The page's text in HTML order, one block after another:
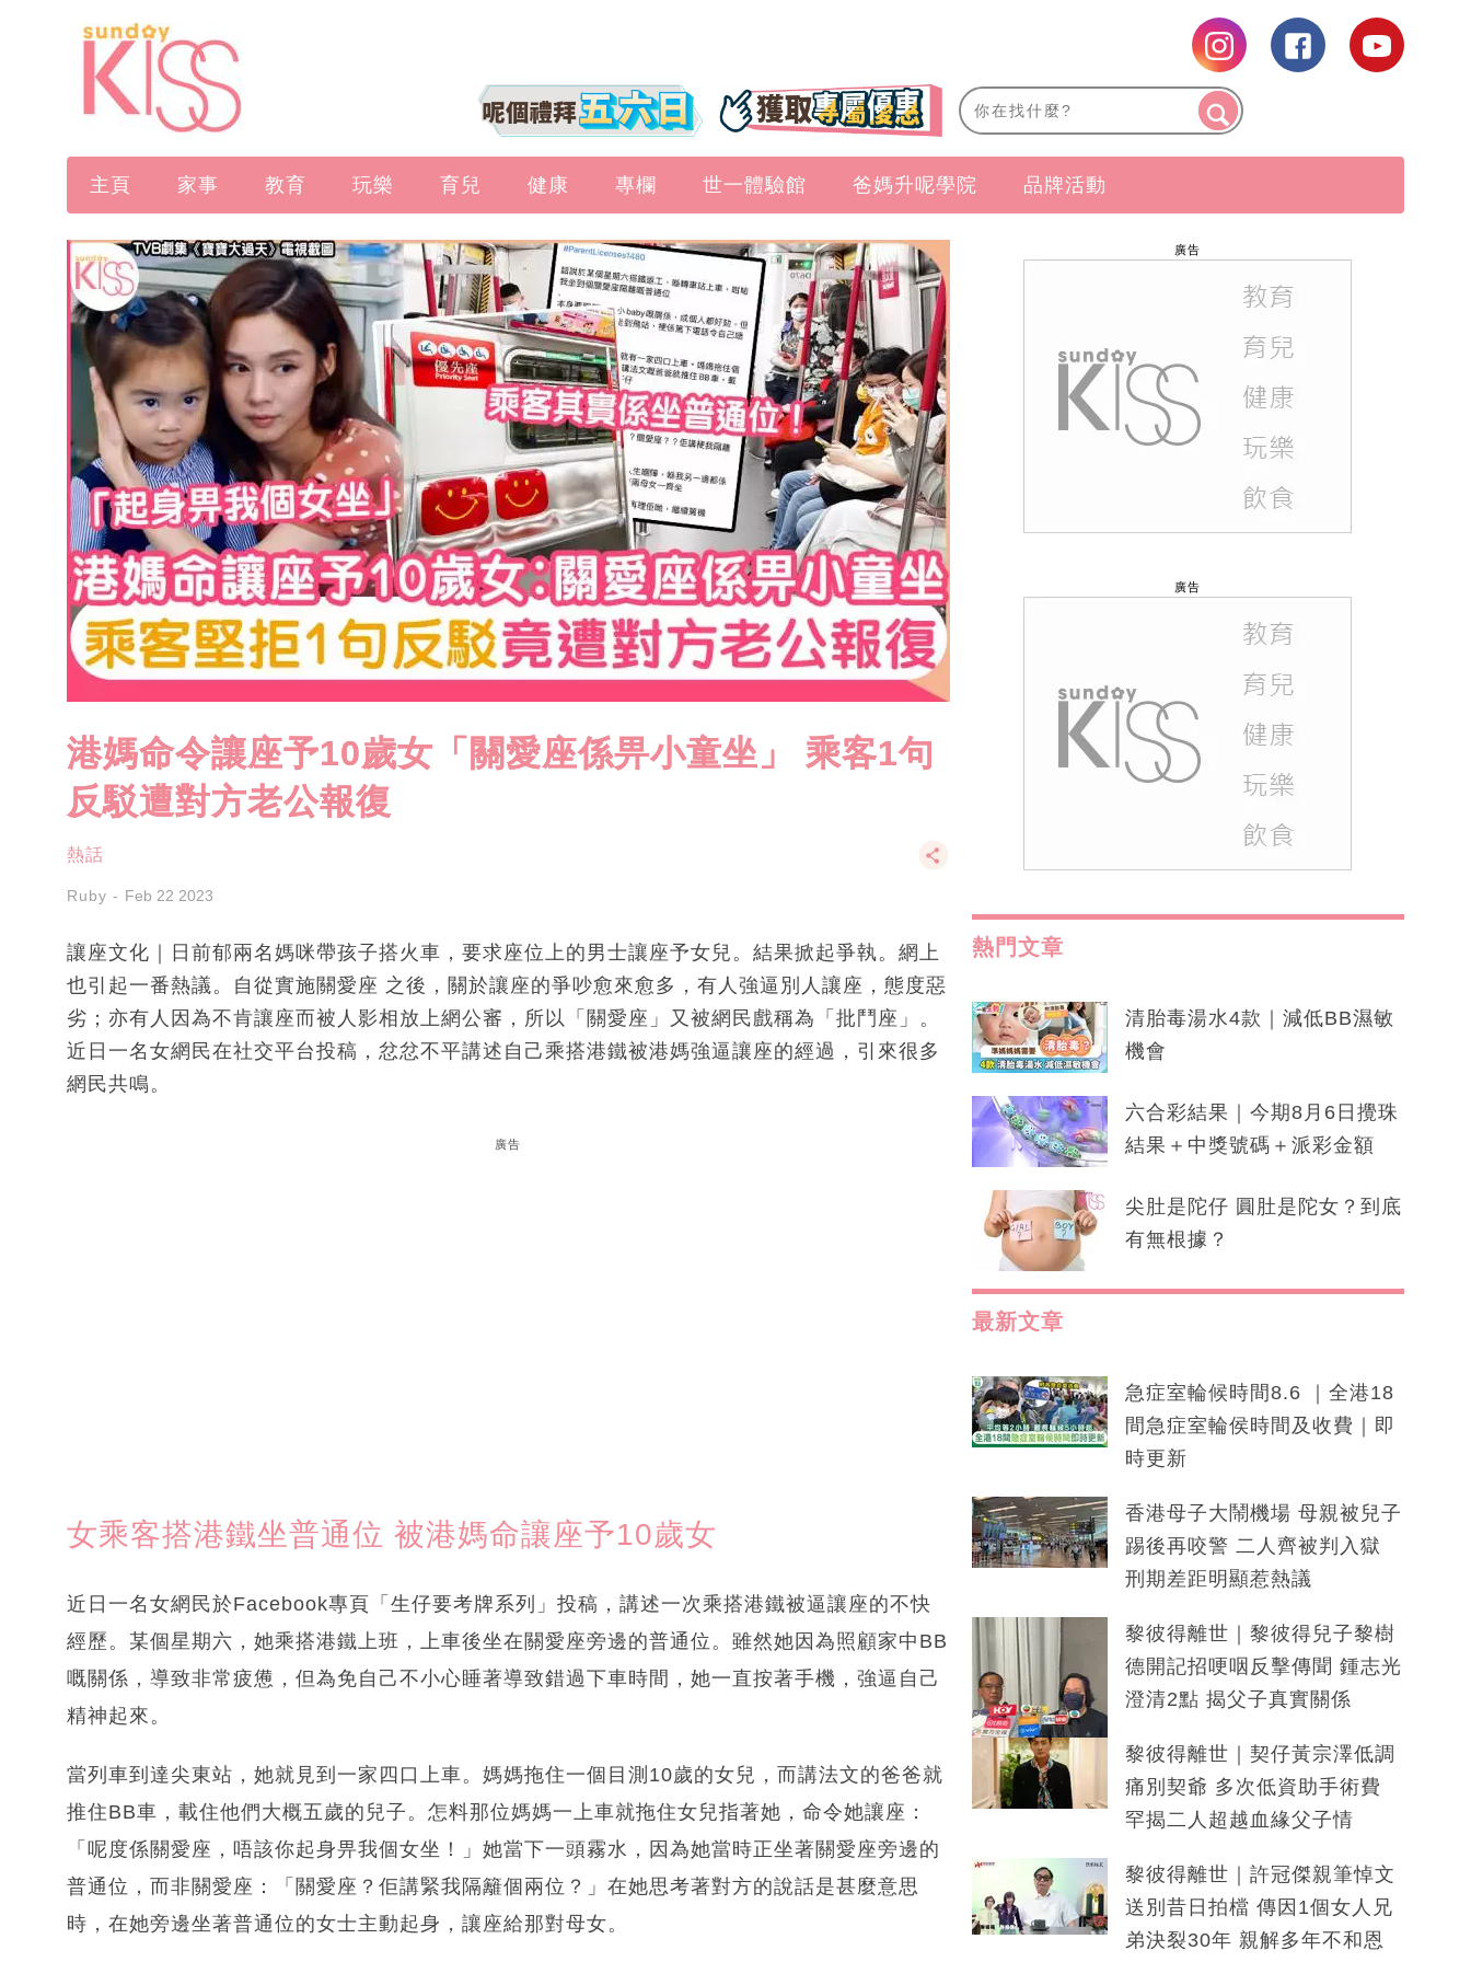
主頁 家事 教育 玩樂 育兒 健康 專欄 世一體驗館 爸媽升呢學院 品牌活動
港媽命令讓座予10歲女「關愛座係畀小童坐」 乘客1句
反駁遭對方老公報復
熱話
Ruby Feb 22 2023
讓座文化｜日前郁兩名媽咪帶孩子搭火車，要求座位上的男士讓座予女兒。結果掀起爭執。網上
也引起一番熱議。自從實施關愛座 之後，關於讓座的爭吵愈來愈多，有人強逼別人讓座，態度惡
劣；亦有人因為不肯讓座而被人影相放上網公審，所以「關愛座」又被網民戲稱為「批鬥座」。
近日一名女網民在社交平台投稿，忿忿不平講述自己乘搭港鐵被港媽強逼讓座的經過，引來很多
網民共鳴。
廣告
女乘客搭港鐵坐普通位 被港媽命讓座予10歲女
近日一名女網民於Facebook專頁「生仔要考牌系列」投稿，講述一次乘搭港鐵被逼讓座的不快
經歷。某個星期六，她乘搭港鐵上班，上車後坐在關愛座旁邊的普通位。雖然她因為照顧家中BB
嘅關係，導致非常疲憊，但為免自己不小心睡著導致錯過下車時間，她一直按著手機，強逼自己
精神起來。
當列車到達尖東站，她就見到一家四口上車。媽媽拖住一個目測10歲的女兒，而講法文的爸爸就
推住BB車，載住他們大概五歲的兒子。怎料那位媽媽一上車就拖住女兒指著她，命令她讓座：
「呢度係關愛座，唔該你起身畀我個女坐！」她當下一頭霧水，因為她當時正坐著關愛座旁邊的
普通位，而非關愛座：「關愛座？佢講緊我隔籬個兩位？」在她思考著對方的說話是甚麼意思
時，在她旁邊坐著普通位的女士主動起身，讓座給那對母女。
廣告
廣告
熱門文章
清胎毒湯水4款｜減低BB濕敏
機會
六合彩結果｜今期8月6日攪珠
結果＋中獎號碼＋派彩金額
尖肚是陀仔 圓肚是陀女？到底
有無根據？
最新文章
急症室輪候時間8.6 ｜全港18
間急症室輪侯時間及收費｜即
時更新
香港母子大鬧機場 母親被兒子
踢後再咬警 二人齊被判入獄
刑期差距明顯惹熱議
黎彼得離世｜黎彼得兒子黎樹
德開記招哽咽反擊傳聞 鍾志光
澄清2點 揭父子真實關係
黎彼得離世｜契仔黃宗澤低調
痛別契爺 多次低資助手術費
罕揭二人超越血緣父子情
黎彼得離世｜許冠傑親筆悼文
送別昔日拍檔 傳因1個女人兄
弟決裂30年 親解多年不和恩